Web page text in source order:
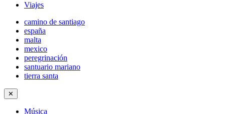
Viajes
camino de santiago
españa
malta
mexico
peregrinación
santuario mariano
tierra santa
✕
Música